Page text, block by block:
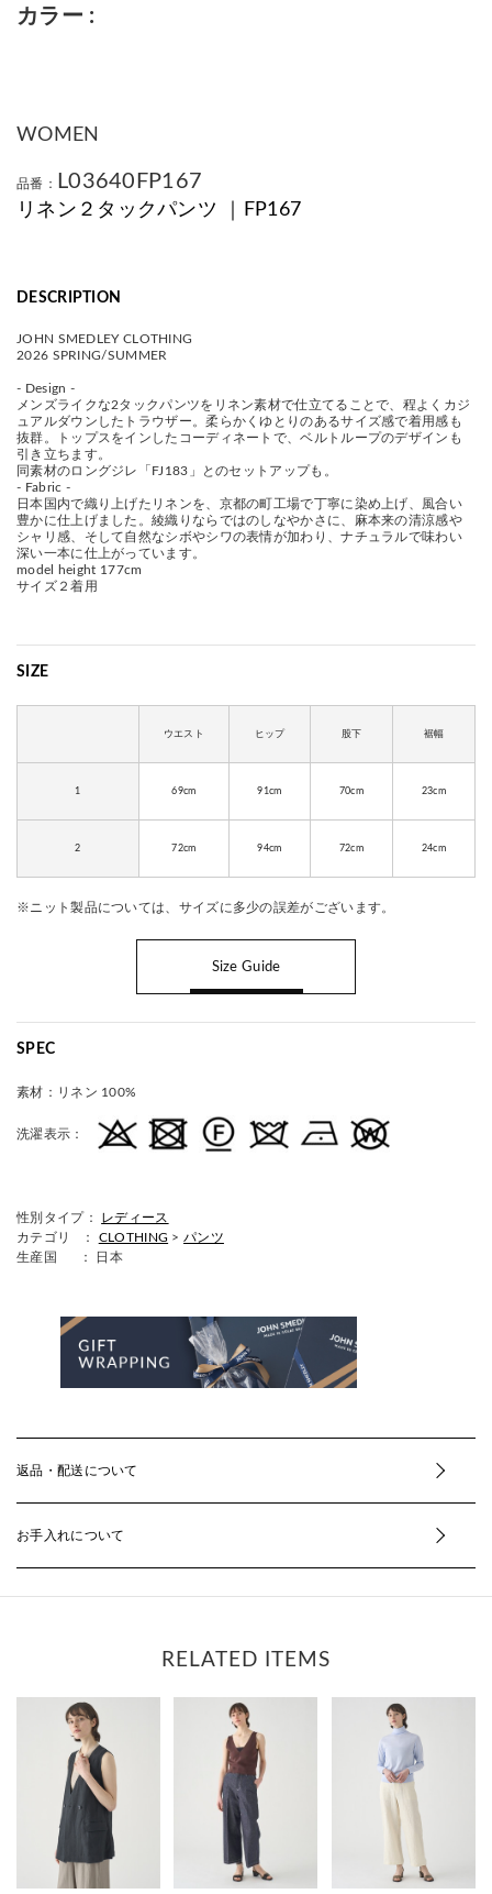
カラー
WOMEN
品番： L03640FP167
リネン２タックパンツ ｜FP167
DESCRIPTION
JOHN SMEDLEY CLOTHING
2026 SPRING/SUMMER
- Design -
メンズライクな2タックパンツをリネン素材で仕立てることで、程よくカジ
ュアルダウンしたトラウザー。柔らかくゆとりのあるサイズ感で着用感も
抜群。トップスをインしたコーディネートで、ベルトループのデザインも
引き立ちます。
同素材のロングジレ「FJ183」とのセットアップも。
- Fabric -
日本国内で織り上げたリネンを、京都の町工場で丁寧に染め上げ、風合い
豊かに仕上げました。綾織りならではのしなやかさに、麻本来の清涼感や
シャリ感、そして自然なシボやシワの表情が加わり、ナチュラルで味わい
深い一本に仕上がっています。
model height 177cm
サイズ２着用
SIZE
ウエスト ヒップ 股下 裾幅
1 69cm 91cm 70cm 23cm
2 72cm 94cm 72cm 24cm
※ニット製品については、サイズに多少の誤差がございます。
Size Guide
SPEC
素材： リネン 100%
洗濯表示：
性別タイプ： レディース
カテゴリ ： CLOTHING >パンツ
生産国
： 日本
返品・配送について
お手入れについて
RELATED ITEMS